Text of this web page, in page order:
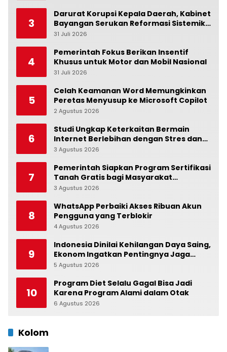
3
Darurat Korupsi Kepala Daerah, Kabinet
Bayangan Serukan Reformasi Sistemik:
Penindakan Saja Tidak Cukup!
31 Juli 2026
4
Pemerintah Fokus Berikan Insentif
Khusus untuk Motor dan Mobil Nasional
31 Juli 2026
5
Celah Keamanan Word Memungkinkan
Peretas Menyusup ke Microsoft Copilot
2 Agustus 2026
6
Studi Ungkap Keterkaitan Bermain
Internet Berlebihan dengan Stres dan
Suasana Hati
3 Agustus 2026
7
Pemerintah Siapkan Program Sertifikasi
Tanah Gratis bagi Masyarakat
Berpenghasilan Rendah
3 Agustus 2026
8
WhatsApp Perbaiki Akses Ribuan Akun
Pengguna yang Terblokir
4 Agustus 2026
9
Indonesia Dinilai Kehilangan Daya Saing,
Ekonom Ingatkan Pentingnya Jaga
Independensi Bank Indonesia
5 Agustus 2026
10
Program Diet Selalu Gagal Bisa Jadi
Karena Program Alami dalam Otak
6 Agustus 2026
Kolom